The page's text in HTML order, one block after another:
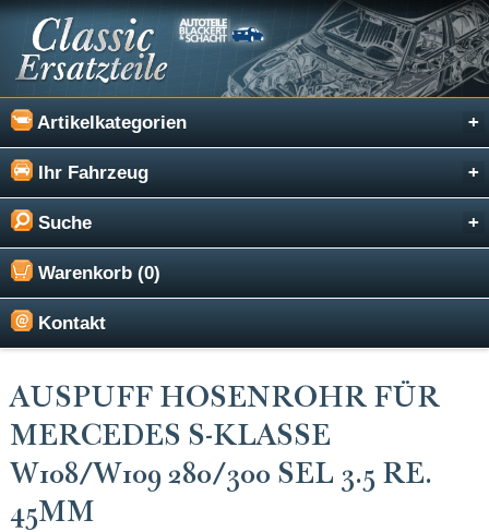
Artikelkategorien
Ihr Fahrzeug
Suche
Warenkorb (0)
Kontakt
AUSPUFF HOSENROHR FÜR
MERCEDES S-KLASSE
W108/W109 280/300 SEL 3.5 RE.
45MM